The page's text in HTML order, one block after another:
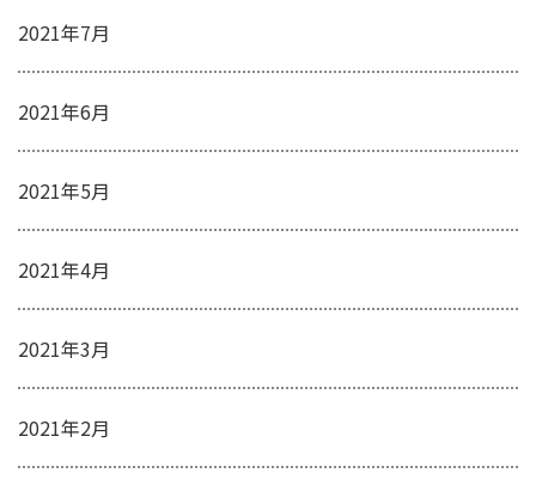
2021年7月
2021年6月
2021年5月
2021年4月
2021年3月
2021年2月